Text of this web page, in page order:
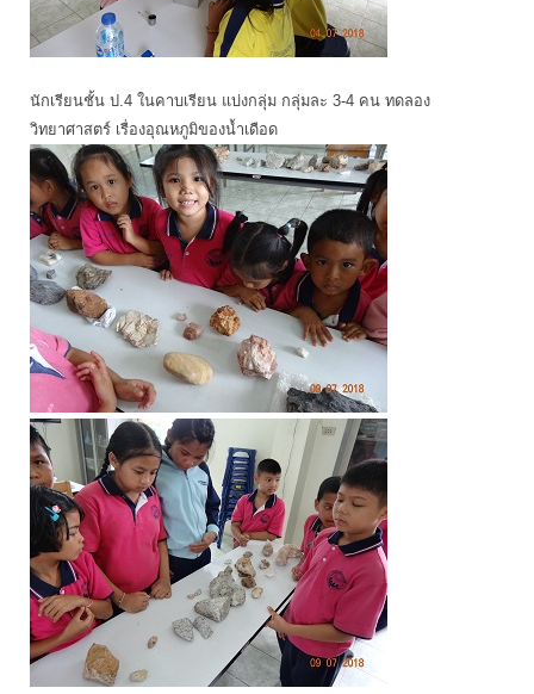
นักเรียนชั้น ป.4 ในคาบเรียน แบ่งกลุ่ม กลุ่มละ 3-4 คน ทดลอง
วิทยาศาสตร์ เรื่องอุณหภูมิของน้ำเดือด